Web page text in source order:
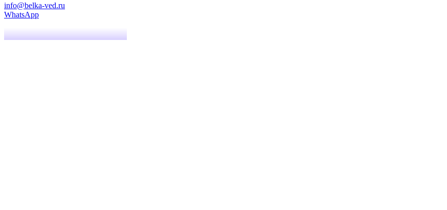
info@belka-ved.ru
WhatsApp